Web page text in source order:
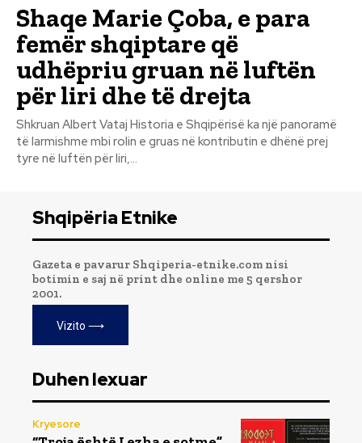
Shaqe Marie Çoba, e para
femër shqiptare që
udhëpriu gruan në luftën
për liri dhe të drejta
Shkruan Albert Vataj Historia e Shqipërisë ka një panoramë
të larmishme mbi rolin e gruas në kontributin e dhënë prej
tyre në luftën për liri,...
Shqipëria Etnike
Gazeta e pavarur Shqiperia-etnike.com nisi
botimin e saj në print dhe online me 5 qershor
2001.
Vizito ⟶
Duhen lexuar
Kryesore